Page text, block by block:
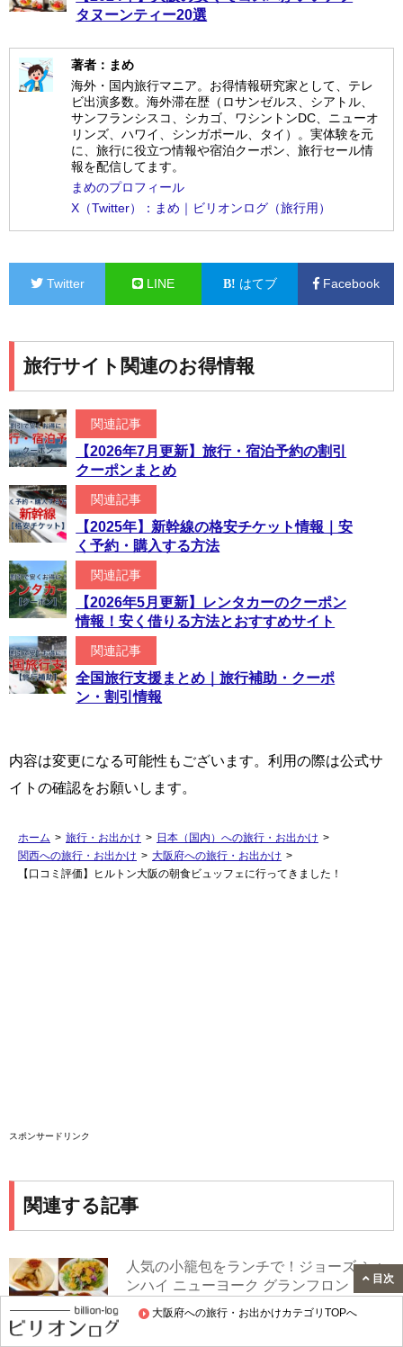
大阪府への旅行・お出かけカテゴリTOPへ
タヌーンティー20選
著者：まめ
海外・国内旅行マニア。お得情報研究家として、テレ
ビ出演多数。海外滞在歴（ロサンゼルス、シアトル、
サンフランシスコ、シカゴ、ワシントンDC、ニューオ
リンズ、ハワイ、シンガポール、タイ）。実体験を元
に、旅行に役立つ情報や宿泊クーポン、旅行セール情
報を配信してます。
まめのプロフィール
X（Twitter）：まめ｜ビリオンログ（旅行用）
Twitter LINE はてブ Facebook
旅行サイト関連のお得情報
関連記事
【2026年7月更新】旅行・宿泊予約の割引
クーポンまとめ
関連記事
【2025年】新幹線の格安チケット情報｜安
く予約・購入する方法
関連記事
【2026年5月更新】レンタカーのクーポン
情報！安く借りる方法とおすすめサイト
関連記事
全国旅行支援まとめ｜旅行補助・クーポ
ン・割引情報
内容は変更になる可能性もございます。利用の際は公式サ
イトの確認をお願いします。
ホーム > 旅行・お出かけ > 日本（国内）への旅行・お出かけ >
関西への旅行・お出かけ > 大阪府への旅行・お出かけ >
【口コミ評価】ヒルトン大阪の朝食ビュッフェに行ってきました！
スポンサードリンク
関連する記事
人気の小籠包をランチで！ジョーズ シャ
ンハイ ニューヨーク グランフロント大阪
店に行ってきました
目次